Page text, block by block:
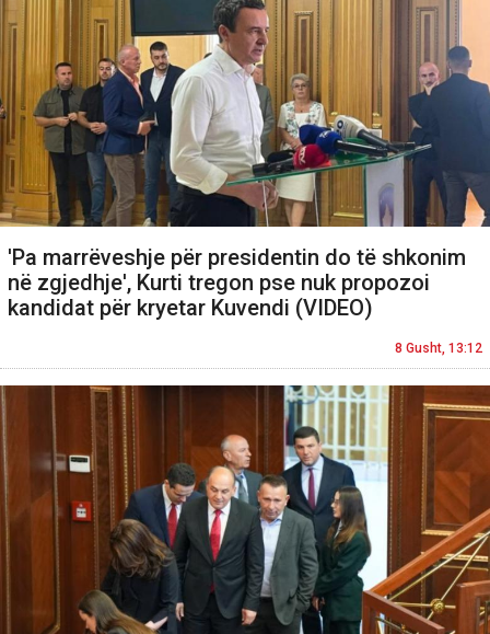
'Pa marrëveshje për presidentin do të shkonim
në zgjedhje', Kurti tregon pse nuk propozoi
kandidat për kryetar Kuvendi (VIDEO)
8 Gusht, 13:12